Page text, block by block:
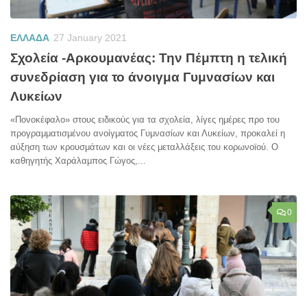
ΕΛΛΑΔΑ 27 January 2021
Σχολεία -Αρκουμανέας: Την Πέμπτη η τελική
συνεδρίαση για το άνοιγμα Γυμνασίων και
Λυκείων
«Πονοκέφαλο» στους ειδικούς για τα σχολεία, λίγες ημέρες προ του
προγραμματισμένου ανοίγματος Γυμνασίων και Λυκείων, προκαλεί η
αύξηση των κρουσμάτων και οι νέες μεταλλάξεις του κορωνοϊού. Ο
καθηγητής Χαράλαμπος Γώγος,...
0